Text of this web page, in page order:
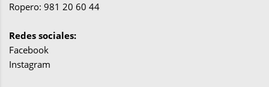
Ropero: 981 20 60 44
Redes sociales:
Facebook
Instagram